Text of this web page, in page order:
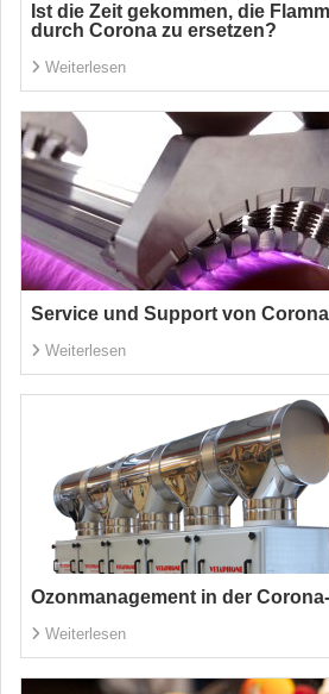
Ist die Zeit gekommen, die
durch Corona zu ersetzen?
Weiterlesen
Service und Support von
Weiterlesen
Ozonmanagement in der
Weiterlesen